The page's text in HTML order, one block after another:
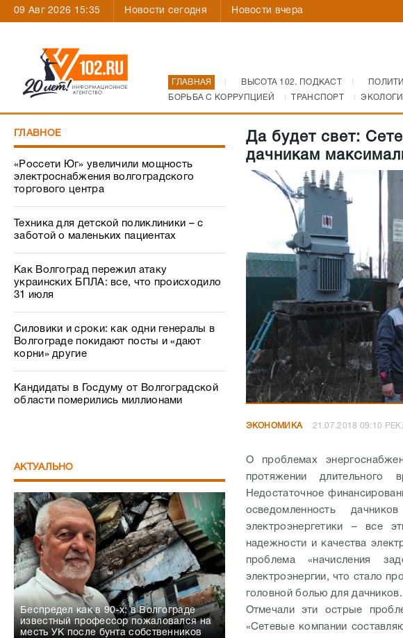
09 Авг 2026 15:35 Новости сегодня Новости вчера
ГЛАВНАЯ ВЫСОТА 102. ПОДКАСТ
БОРЬБА С КОРРУПЦИЕЙ
ТРАНСПОРТ
ГЛАВНОЕ
«Россети Юг» увеличили мощность
электроснабжения волгоградского
торгового центра
Техника для детской поликлиники – с
заботой о маленьких пациентах
Как Волгоград пережил атаку
украинских БПЛА: все, что происходило
31 июля
Силовики и сроки: как одни генералы в
Волгограде покидают посты и «дают
корни» другие
Кандидаты в Госдуму от Волгоградской
области померились миллионами
АКТУАЛЬНО
Беспредел как в 90-х: в Волгограде
известный профессор пожаловался на
месть УК после бунта собственников
Да будет свет:
дачникам
ЭКОНОМИКА 21.07.2018 09:10
О проблемах
протяжении
Недостаточное
осведомленность
электроэнергетики – все
надежности и качества
проблема «начисления
электроэнергии, что стало
головной болью для дачников.
Отмечали эти острые
«Сетевые компании